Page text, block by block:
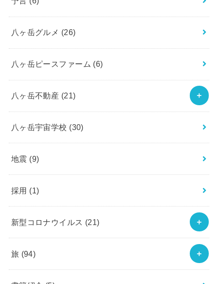
八ヶ岳グルメ (26)
八ヶ岳ピースファーム (6)
八ヶ岳不動産 (21)
八ヶ岳宇宙学校 (30)
地震 (9)
採用 (1)
新型コロナウイルス (21)
旅 (94)